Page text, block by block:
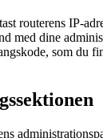
routerens IP-
med dine
som du